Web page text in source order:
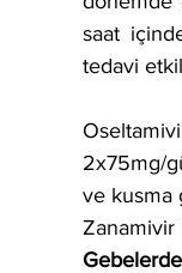
saat
tedavi
2x75mg/
ve kusma